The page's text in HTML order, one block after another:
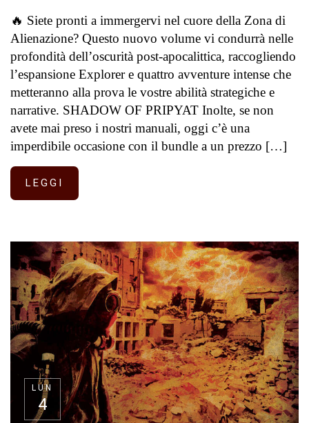
🔥 Siete pronti a immergervi nel cuore della Zona di
Alienazione? Questo nuovo volume vi condurrà nelle
profondità dell’oscurità post-apocalittica, raccogliendo
l’espansione Explorer e quattro avventure intense che
metteranno alla prova le vostre abilità strategiche e
narrative. SHADOW OF PRIPYAT Inolte, se non
avete mai preso i nostri manuali, oggi c’è una
imperdibile occasione con il bundle a un prezzo […]
LEGGI
LUN
4